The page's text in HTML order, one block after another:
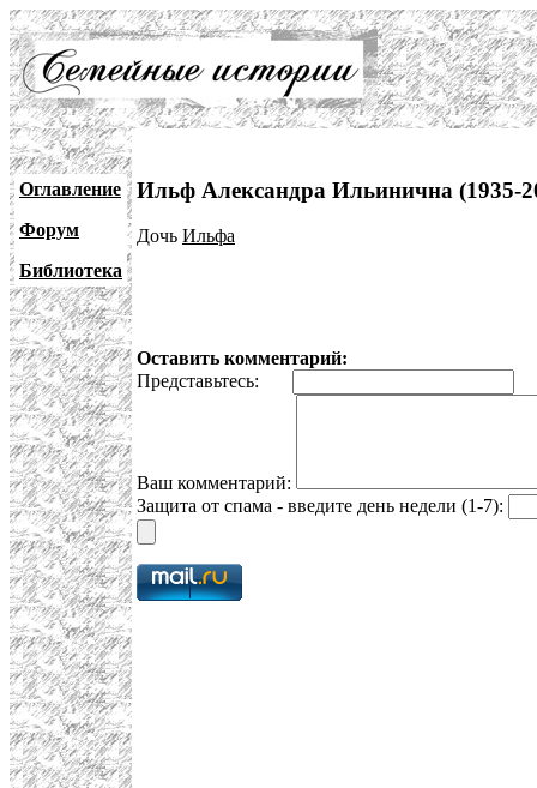
Оглавление
Форум
Библиотека
Ильф Александра Ильинична (1935-
Дочь Ильфа
Оставить комментарий:
Представьтесь:
Ваш комментарий:
Защита от спама - введите день недели (1-7):